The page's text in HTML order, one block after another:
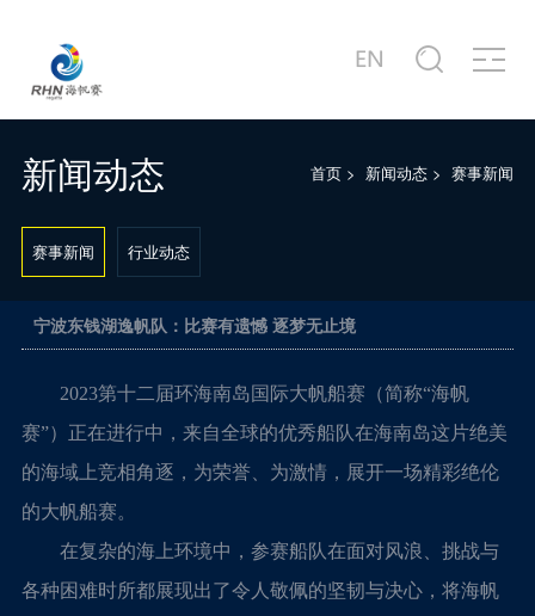
关于赛事
赛事公告
赛事概况
商务合作
合作商家介绍
合作概况
新闻中心
赛事新闻
行业动态
赛事图片
赛事精选
主题活动
赛事视频
赛事专题片
赛事宣传片
服务中心
城市介绍
港口介绍
站点信息
公司简介
发展历程
新闻动态 首页 > 新闻动态 > 赛事新闻
赛事新闻 行业动态
宁波东钱湖逸帆队：比赛有遗憾 逐梦无止境
2023第十二届环海南岛国际大帆船赛（简称“海帆
赛”）正在进行中，来自全球的优秀船队在海南岛这片绝美
的海域上竞相角逐，为荣誉、为激情，展开一场精彩绝伦
的大帆船赛。
在复杂的海上环境中，参赛船队在面对风浪、挑战与
各种困难时所都展现出了令人敬佩的坚韧与决心，将海帆